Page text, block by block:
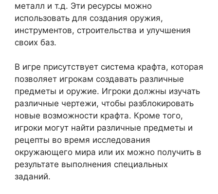
металл и т.д. Эти ресурсы можно
использовать для создания оружия,
инструментов, строительства и улучшения
своих баз.
В игре присутствует система крафта, которая
позволяет игрокам создавать различные
предметы и оружие. Игроки должны изучать
различные чертежи, чтобы разблокировать
новые возможности крафта. Кроме того,
игроки могут найти различные предметы и
рецепты во время исследования
окружающего мира или их можно получить в
результате выполнения специальных
заданий.